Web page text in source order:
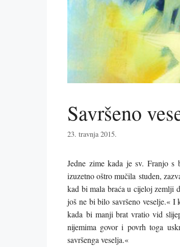
Savršeno
23. travnja 2015.
Jedne zime kada je sv. Franjo
izuzetno oštro mučila studen,
kad bi mala braća u cijeloj zemlji
još ne bi bilo savršeno veselje.« I
kada bi manji brat vratio vid
nijemima govor i povrh toga
savršenga veselja.«